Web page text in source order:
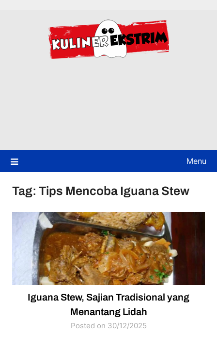
Menu
Tag: Tips Mencoba Iguana Stew
Iguana Stew, Sajian Tradisional yang
Menantang Lidah
Posted on 30/12/2025